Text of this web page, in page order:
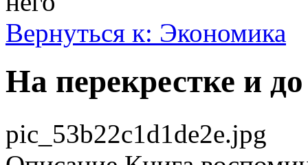
Вернуться к: Экономика
На перекрестке и до
pic_53b22c1d1de2e.jpg